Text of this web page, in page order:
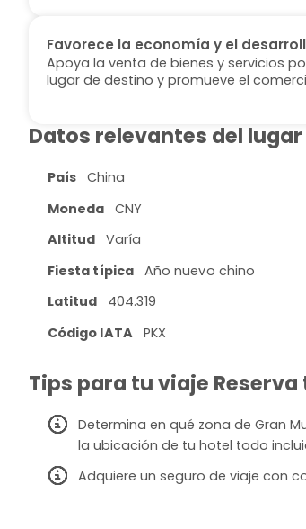
Favorece la economía y el
Apoya la venta de bienes y servicios
lugar de destino y promueve el
Datos relevantes del lugar
País China
Moneda CNY
Altitud
Varía
Fiesta típica Año nuevo chino
Latitud
404.319
Código IATA
PKX
Tips para tu viaje
Determina en qué zona de Gran
la ubicación de tu hotel todo
Adquiere un seguro de viaje con